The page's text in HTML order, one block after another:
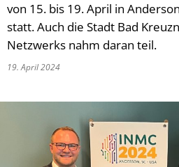
von 15. bis 19. April in
statt. Auch die Stadt Bad
Netzwerks nahm daran teil.
19. April 2024